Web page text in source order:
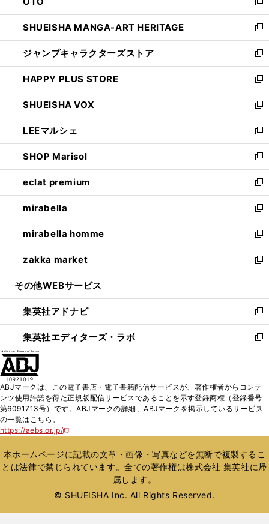
で
開
く
ド
ウ
で
開
く
新
し
い
ウ
ィ
ン
ド
ウ
で
開
く
SHUEISHA MANGA-ART HERITAGE
新
し
い
ウ
ィ
ン
ド
ウ
で
開
く
ジャンプキャラクターズストア
新
し
い
ウ
ィ
ン
ド
ウ
で
開
く
HAPPY PLUS STORE
新
し
い
ウ
ィ
ン
ド
ウ
で
開
く
SHUEISHA VOX
新
し
い
ウ
ィ
ン
ド
ウ
で
開
く
LEEマルシェ
新
し
い
ウ
ィ
ン
ド
ウ
で
開
く
SHOP Marisol
新
し
い
ウ
ィ
ン
ド
ウ
で
開
eclat premium
新
し
い
ウ
ィ
ン
ド
ウ
開
く
mirabella
新
し
い
ウ
ィ
ン
ウ
で
開
く
mirabella homme
新
し
い
ウ
ン
ド
ウ
で
zakka market
新
し
ウ
ィ
ン
ド
く
その他WEBサービス
集英社アドナビ
新
し
い
ド
ウ
で
集英社エディターズ・ラボ
新
ィ
ン
ド
開
く
ABJマークは、この電子書店・電子書籍配信サービスが、著作権者からコンテ
ンツ使用許諾を得た正規版配信サービスであることを示す登録商標（登録番号
第6091713号）です。ABJマークの詳細、ABJマークを掲示しているサービス
の一覧はこちら。
https://aebs.or.jp/
新
い
ウ
ィ
ウ
本ホームページに記載の文章・画像・写真などを無断で複製するこ
とは法律で禁じられています。全ての著作権は株式会社 集英社に帰
属します。
© SHUEISHA Inc. All Rights Reserved.